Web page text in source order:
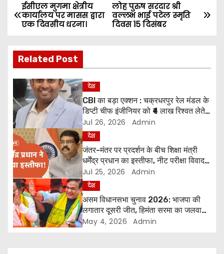
P
o
s
t
n
a
v
i
g
a
t
लोह पुरुष सरदार श्री
वल्लभ भाई पटेल स्मृति
दिवस 15 दिसंबर
ईसीएल मुगमा क्षेत्रीय
कार्यालय पर मासस द्वारा
एक दिवसीय धरना।
Related Post
देश
CBI का बड़ा एक्शन : चक्रधरपुर रेल मंडल के
डिप्टी चीफ इंजीनियर को ₹4 लाख रिश्वत लेते
सीबीआई ने हावड़ा स्टेशन पर दबोचा
Jul 26, 2026 Admin
देश
जंतर-मंतर पर प्रदर्शन के बीच शिक्षा मंत्री
धर्मेंद्र प्रधान का इस्तीफा, नीट परीक्षा विवाद
पर बड़ा कदम
Jul 25, 2026 Admin
देश
असम विधानसभा चुनाव 2026: भाजपा की
लगातार दूसरी जीत, हिमंता सरमा का जलवा
बरकरार
May 4, 2026 Admin